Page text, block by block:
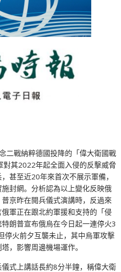
二戰納粹德國投降的「偉大衛國戰
其2022年起全面入侵的反擊威脅
甚至近20年來首次不展示軍備，
封網。分析認為以上變化反映俄
京昨在閱兵儀式演講時，反過來
軍正在跟北約軍援和支持的「侵
朗普宣布俄烏在今日起一連停火3
停火前夕互襲未止，其中烏軍攻擊
，影響周邊機場運作。
式上講話長約8分半鐘，稱偉大衛